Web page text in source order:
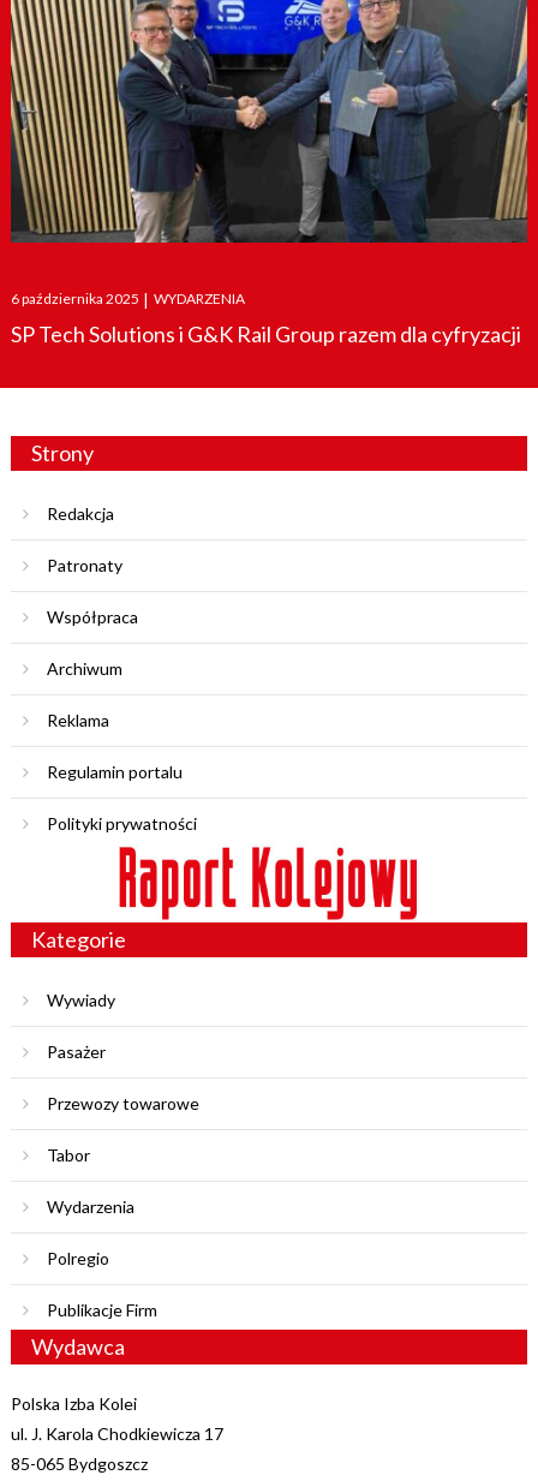
Posted
on
6 października 2025 | WYDARZENIA
SP Tech Solutions i G&K Rail Group razem dla cyfryzacji
Strony
Redakcja
Patronaty
Współpraca
Archiwum
Reklama
Regulamin portalu
Polityki prywatności
Kategorie
Wywiady
Pasażer
Przewozy towarowe
Tabor
Wydarzenia
Polregio
Publikacje Firm
Wydawca
Polska Izba Kolei
ul. J. Karola Chodkiewicza 17
85-065 Bydgoszcz